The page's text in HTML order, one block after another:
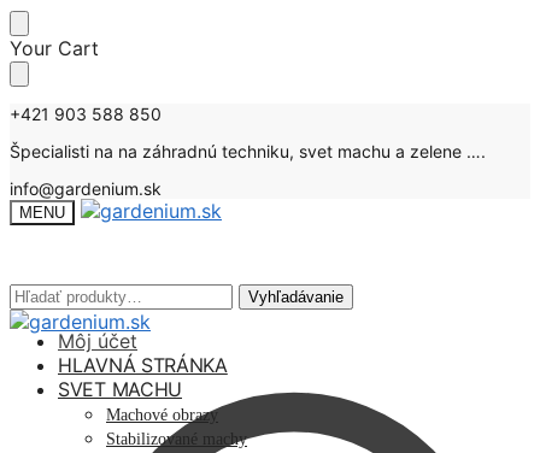
Skip
to
Skip
to
Your Cart
+421 903 588 850
Špecialisti na na záhradnú techniku, svet machu a zelene ….
info@gardenium.sk
MENU
Hľadať: Vyhľadávanie
Môj účet
Hľadať: Vyhľadávanie
HLAVNÁ STRÁNKA
SVET MACHU
Machové obrazy
Stabilizované machy